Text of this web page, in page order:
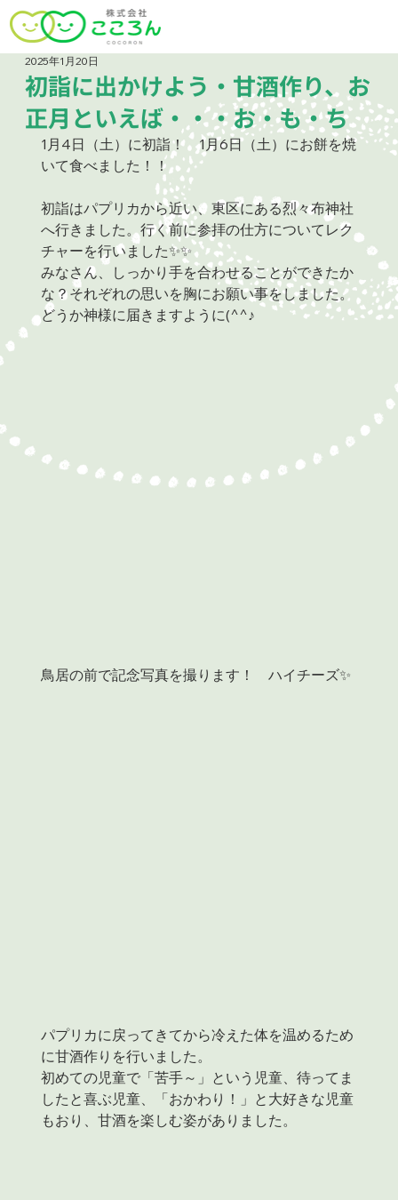
初詣に出かけよう・甘酒作り、お
正月といえば・・・お・も・ち
2025年1月20日
1月4日（土）に初詣！　1月6日（土）にお餅を焼
いて食べました！！
初詣はパプリカから近い、東区にある烈々布神社
へ行きました。行く前に参拝の仕方についてレク
チャーを行いました✨✨
みなさん、しっかり手を合わせることができたか
な？それぞれの思いを胸にお願い事をしました。
どうか神様に届きますように(^^♪
鳥居の前で記念写真を撮ります！　ハイチーズ✨
パプリカに戻ってきてから冷えた体を温めるため
に甘酒作りを行いました。
初めての児童で「苦手～」という児童、待ってま
したと喜ぶ児童、「おかわり！」と大好きな児童
もおり、甘酒を楽しむ姿がありました。